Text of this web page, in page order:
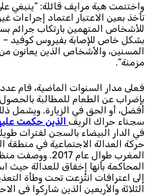
واختتمت هبة مرايف قائلة: “ينبغي
تأخذ بعين الاعتبار اعتماد إجراءات
للأشخاص المتهمين بارتكاب جرائم
المسنين، والأشخاص الذين يعانون
مزمنة”.
فعلى مدار السنوات الماضية، قام
بإضراب عن الطعام للمطالبة
أفضل، أو الحق في الزيارة. ويشمل
سجناء حراك الريف الذين حكمت
في الدار البيضاء بالسجن لفترات
حركة العدالة الاجتماعية في منطقة
المغرب طوال عام
المحاكمة بأنها إخفاق للعدالة حيث
إلى اعترافات انتُزعت تحت وطأة
الثلاثة والأربعين الذين شاركوا في